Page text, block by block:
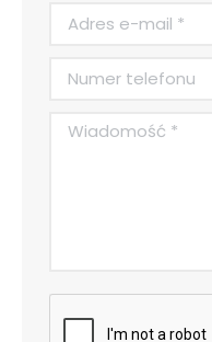
Adres e-mail *
Numer telefonu
Wiadomość *